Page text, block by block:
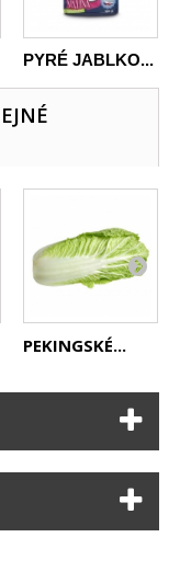
PYRÉ JABLKO...
PEKINGSKÉ...